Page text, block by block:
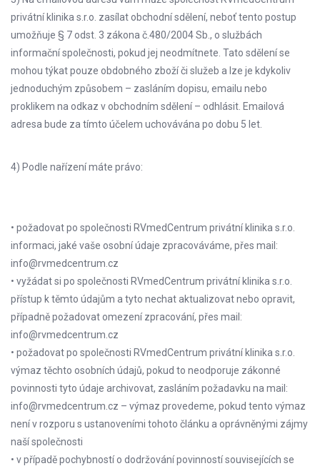
privátní klinika s.r.o. zasílat obchodní sdělení, neboť tento postup
umožňuje § 7 odst. 3 zákona č.480/2004 Sb., o službách
informační společnosti, pokud jej neodmítnete. Tato sdělení se
mohou týkat pouze obdobného zboží či služeb a lze je kdykoliv
jednoduchým způsobem – zasláním dopisu, emailu nebo
proklikem na odkaz v obchodním sdělení – odhlásit. Emailová
adresa bude za tímto účelem uchovávána po dobu 5 let.
4) Podle nařízení máte právo:
• požadovat po společnosti RVmedCentrum privátní klinika s.r.o.
informaci, jaké vaše osobní údaje zpracováváme, přes mail:
info@rvmedcentrum.cz
• vyžádat si po společnosti RVmedCentrum privátní klinika s.r.o.
přístup k těmto údajům a tyto nechat aktualizovat nebo opravit,
případně požadovat omezení zpracování, přes mail:
info@rvmedcentrum.cz
• požadovat po společnosti RVmedCentrum privátní klinika s.r.o.
výmaz těchto osobních údajů, pokud to neodporuje zákonné
povinnosti tyto údaje archivovat, zasláním požadavku na mail:
info@rvmedcentrum.cz – výmaz provedeme, pokud tento výmaz
není v rozporu s ustanoveními tohoto článku a oprávněnými zájmy
naší společnosti
• v případě pochybností o dodržování povinností souvisejících se